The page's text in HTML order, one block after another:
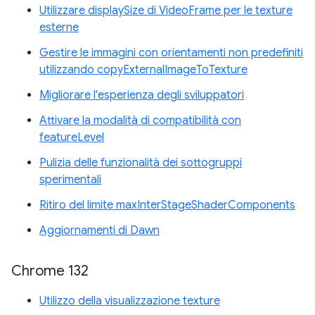
Utilizzare displaySize di VideoFrame per le texture
esterne
Gestire le immagini con orientamenti non predefiniti
utilizzando copyExternalImageToTexture
Migliorare l'esperienza degli sviluppatori
Attivare la modalità di compatibilità con
featureLevel
Pulizia delle funzionalità dei sottogruppi
sperimentali
Ritiro del limite maxInterStageShaderComponents
Aggiornamenti di Dawn
Chrome 132
Utilizzo della visualizzazione texture